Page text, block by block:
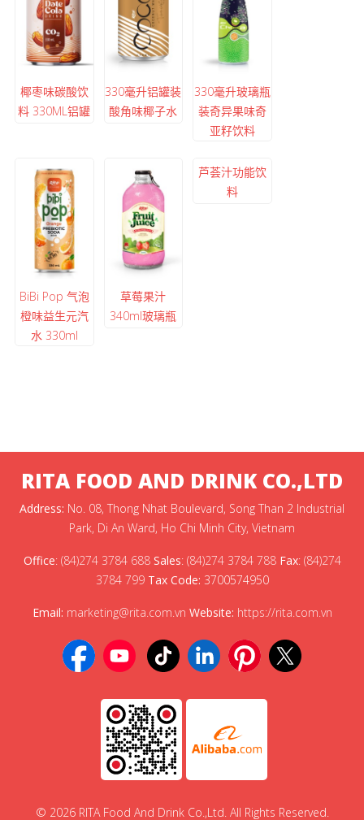
椰枣味碳酸饮
料 330ML铝罐
330毫升铝罐装
酸角味椰子水
330毫升玻璃瓶
装奇异果味奇
亚籽饮料
BiBi Pop 气泡
橙味益生元汽
水 330ml
草莓果汁
340ml玻璃瓶
芦荟汁功能饮
料
RITA FOOD AND DRINK CO.,LTD
Address: No. 08, Thong Nhat Boulevard, Song Than 2 Industrial
Park, Di An Ward, Ho Chi Minh City, Vietnam
Office: (84)274 3784 688 Sales: (84)274 3784 788 Fax: (84)274
3784 799 Tax Code: 3700574950
Email: marketing@rita.com.vn Website: https://rita.com.vn
© 2026 RITA Food And Drink Co.,Ltd. All Rights Reserved.